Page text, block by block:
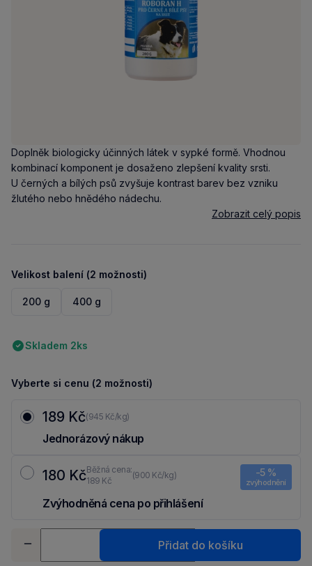
Doplněk biologicky účinných látek v sypké formě. Vhodnou
kombinací komponent je dosaženo zlepšení kvality srsti.
U černých a bílých psů zvyšuje kontrast barev bez vzniku
žlutého nebo hnědého nádechu.
Zobrazit celý popis
Velikost balení (2 možnosti)
200 g 400 g
Skladem 2ks
Vyberte si cenu (2 možnosti)
189 Kč(945 Kč/kg)
Jednorázový nákup
180 KčBěžná cena:
189 Kč
(900 Kč/kg) -5 %
zvýhodnění
Zvýhodněná cena po přihlášení
-
+
Přidat do košíku